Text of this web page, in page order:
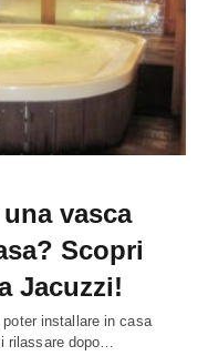
vasca
Scopri
Jacuzzi!
installare in casa
rilassare dopo…